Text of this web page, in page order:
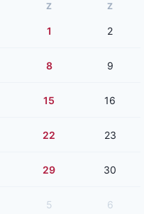
Z Z
1 2
8 9
15 16
22 23
29 30
5 6